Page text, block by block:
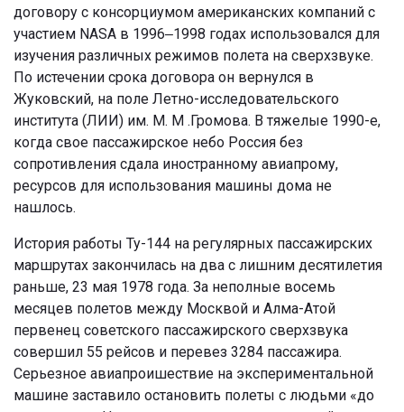
договору с консорциумом американских компаний с
участием NASA в 1996‒1998 годах использовался для
изучения различных режимов полета на сверхзвуке.
По истечении срока договора он вернулся в
Жуковский, на поле Летно-исследовательского
института (ЛИИ) им. М. М .Громова. В тяжелые 1990-е,
когда свое пассажирское небо Россия без
сопротивления сдала иностранному авиапрому,
ресурсов для использования машины дома не
нашлось.
История работы Ту-144 на регулярных пассажирских
маршрутах закончилась на два с лишним десятилетия
раньше, 23 мая 1978 года. За неполные восемь
месяцев полетов между Москвой и Алма-Атой
первенец советского пассажирского сверхзвука
совершил 55 рейсов и перевез 3284 пассажира.
Серьезное авиапроишествие на экспериментальной
машине заставило остановить полеты с людьми «до